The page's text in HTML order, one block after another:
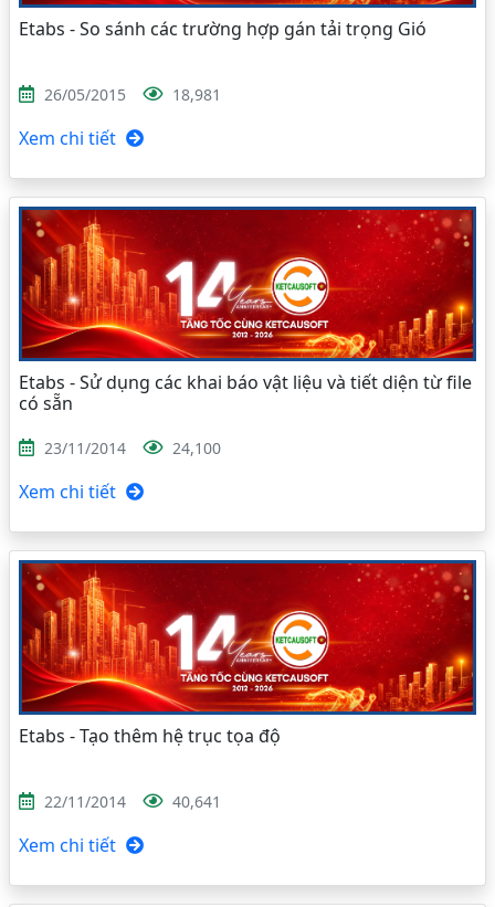
Etabs - So sánh các trường hợp gán tải trọng Gió
26/05/2015 18,981
Xem chi tiết
Etabs - Sử dụng các khai báo vật liệu và tiết diện từ file
có sẵn
23/11/2014 24,100
Xem chi tiết
Etabs - Tạo thêm hệ trục tọa độ
22/11/2014 40,641
Xem chi tiết